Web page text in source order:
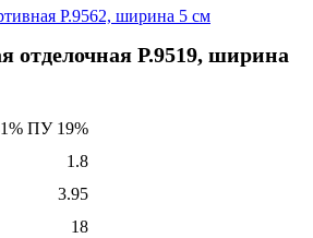
Р.9562, ширина 5 см
отделочная Р.9519, ширина
ПУ 19%
1.8
3.95
18